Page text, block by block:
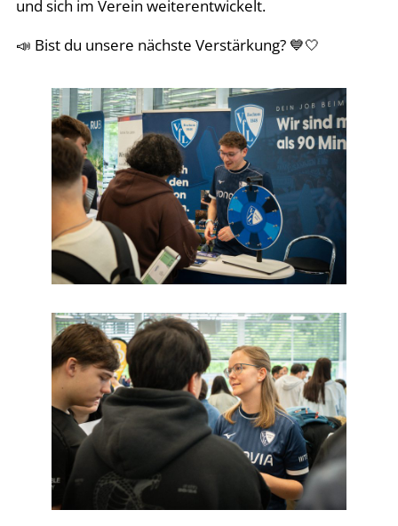
und sich im Verein weiterentwickelt.
📣 Bist du unsere nächste Verstärkung? 💙🤍